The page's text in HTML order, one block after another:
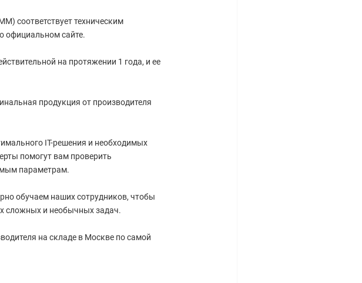
cоответствует техническим
официальном сайте.
на протяжении 1 года, и ее
продукция от производителя
IT-решения и необходимых
помогут вам проверить
параметрам.
обучаем наших сотрудников, чтобы
сложных и необычных задач.
на складе в Москве по самой